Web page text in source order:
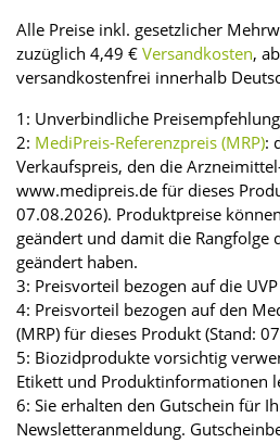
Alle Preise inkl. gesetzlicher
zuzüglich 4,49 € Versandkosten,
versandkostenfrei innerhalb
1: Unverbindliche
2: MediPreis-Referenzpreis (MRP):
Verkaufspreis, den die
www.medipreis.de für dieses
07.08.2026). Produktpreise
geändert und damit die Rangfolge
geändert haben.
3: Preisvorteil bezogen auf die
4: Preisvorteil bezogen auf den
(MRP) für dieses Produkt (Stand:
5: Biozidprodukte vorsichtig
Etikett und Produktinformationen
6: Sie erhalten den Gutschein für
Newsletteranmeldung.